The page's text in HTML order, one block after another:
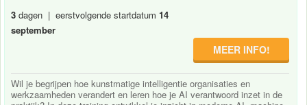
3 dagen | eerstvolgende startdatum 14
september
MEER INFO!
Wil je begrijpen hoe kunstmatige intelligentie organisaties en
werkzaamheden verandert en leren hoe je AI verantwoord inzet in de